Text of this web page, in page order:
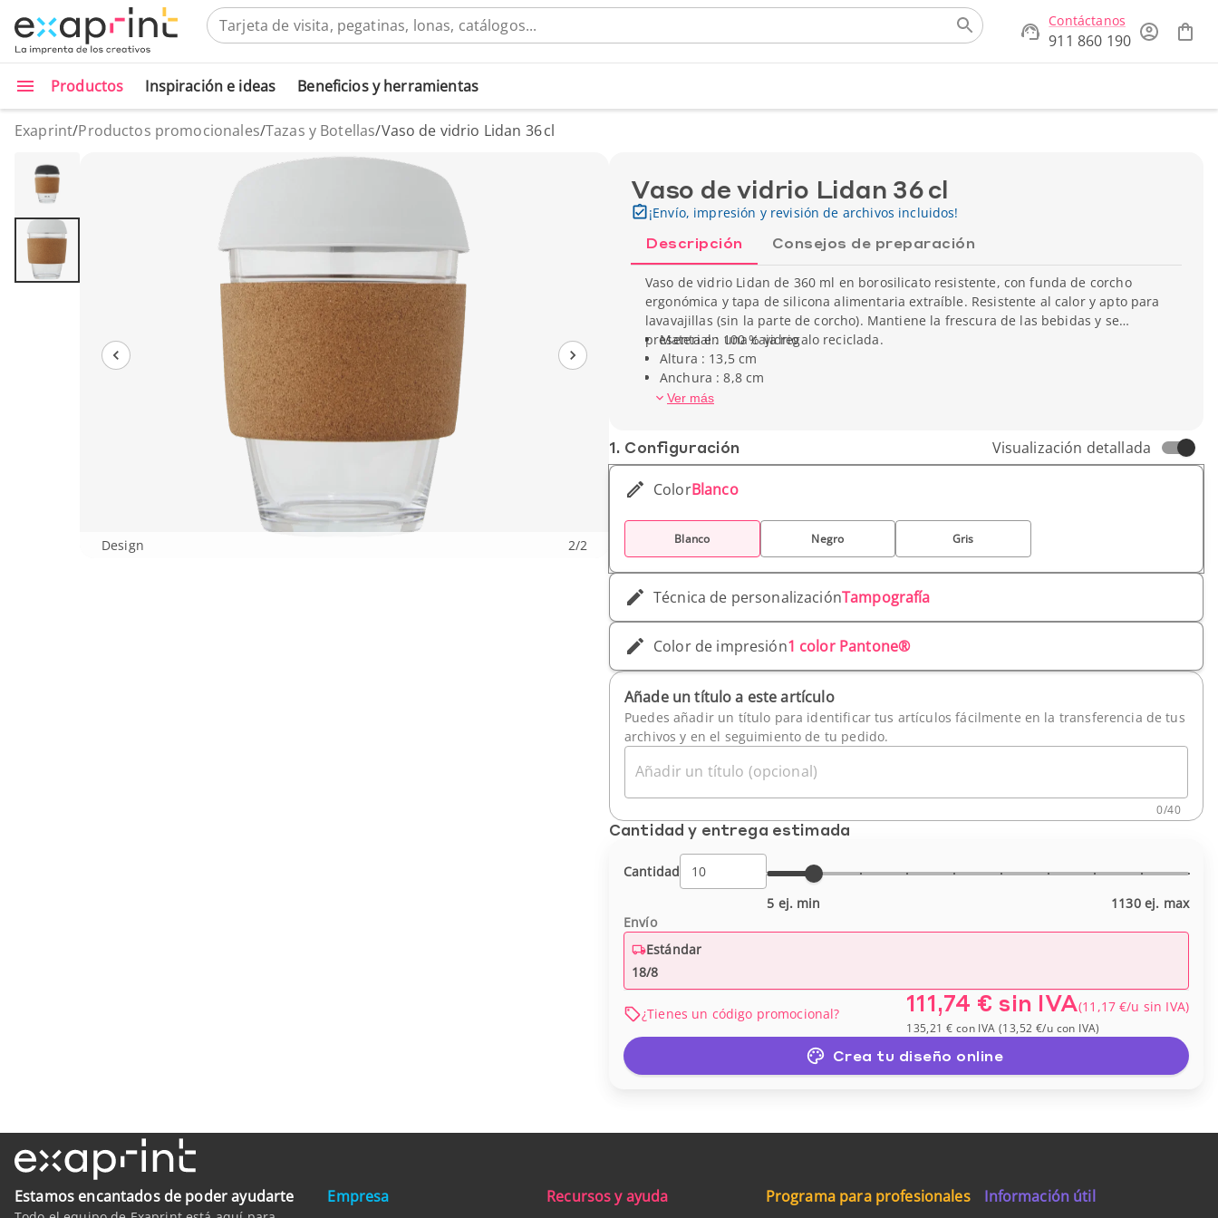
Contáctanos
911 860 190
Productos Inspiración e ideas Beneficios y herramientas
Exaprint/Productos promocionales/Tazas y Botellas/Vaso de vidrio Lidan 36 cl
Design 2/2
Vaso de vidrio Lidan 36 cl
¡Envío, impresión y revisión de archivos incluidos!
Descripción Consejos de preparación
Vaso de vidrio Lidan de 360 ml en borosilicato resistente, con funda de corcho
ergonómica y tapa de silicona alimentaria extraíble. Resistente al calor y apto para
lavavajillas (sin la parte de corcho). Mantiene la frescura de las bebidas y se
presenta en una caja regalo reciclada.
Material : 100 % vidrio
Altura : 13,5 cm
Anchura : 8,8 cm
Capacidad : 36 cl
Ver más
1. Conf­iguración Visualización detallada
ColorBlanco
Blanco Negro Gris
Técnica de personalizaciónTampografía
Color de impresión1 color Pantone®
Añade un título a este artículo
Puedes añadir un título para identificar tus artículos fácilmente en la transferencia de tus
archivos y en el seguimiento de tu pedido.
Añadir un título (opcional)
0/40
Cantidad y entrega estimada
Cantidad
5 ej. min
1130 ej. max
Envío
Estándar
18/8
¿Tienes un código promocional? 111,74 € sin IVA(11,17 €/u sin IVA)
135,21 € con IVA (13,52 €/u con IVA)
Crea tu diseño online
Estamos encantados de poder ayudarte Empresa Recursos y ayuda Programa para profesionales Información útil